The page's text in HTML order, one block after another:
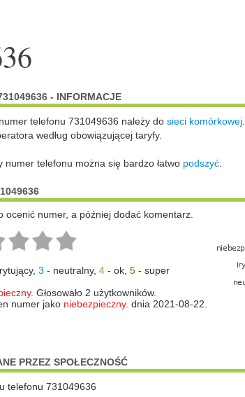
- INFORMACJE
telefonu 731049636 należy do sieci komórkowej.
według obowiązującej taryfy.
numer telefonu można się bardzo łatwo podszyć.
ocenić numer, a później dodać komentarz.
, 3 - neutralny, 4- ok, 5- super
Głosowało 2 użytkowników.
numer jako niebezpieczny. dnia 2021-08-22.
PRZEZ SPOŁECZNOŚĆ
telefonu 731049636